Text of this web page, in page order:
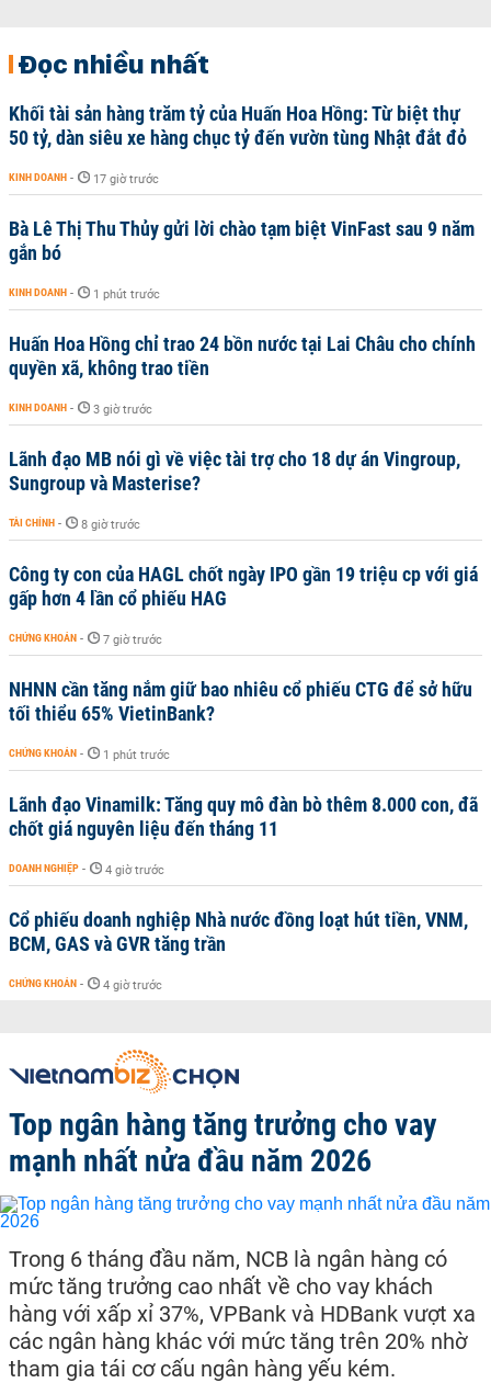
Đọc nhiều nhất
Khối tài sản hàng trăm tỷ của Huấn Hoa Hồng: Từ biệt thự
50 tỷ, dàn siêu xe hàng chục tỷ đến vườn tùng Nhật đắt đỏ
KINH DOANH - 17 giờ trước
Bà Lê Thị Thu Thủy gửi lời chào tạm biệt VinFast sau 9 năm
gắn bó
KINH DOANH - 1 phút trước
Huấn Hoa Hồng chỉ trao 24 bồn nước tại Lai Châu cho chính
quyền xã, không trao tiền
KINH DOANH - 3 giờ trước
Lãnh đạo MB nói gì về việc tài trợ cho 18 dự án Vingroup,
Sungroup và Masterise?
TÀI CHÍNH - 8 giờ trước
Công ty con của HAGL chốt ngày IPO gần 19 triệu cp với giá
gấp hơn 4 lần cổ phiếu HAG
CHỨNG KHOÁN - 7 giờ trước
NHNN cần tăng nắm giữ bao nhiêu cổ phiếu CTG để sở hữu
tối thiểu 65% VietinBank?
CHỨNG KHOÁN - 1 phút trước
Lãnh đạo Vinamilk: Tăng quy mô đàn bò thêm 8.000 con, đã
chốt giá nguyên liệu đến tháng 11
DOANH NGHIỆP - 4 giờ trước
Cổ phiếu doanh nghiệp Nhà nước đồng loạt hút tiền, VNM,
BCM, GAS và GVR tăng trần
CHỨNG KHOÁN - 4 giờ trước
Top ngân hàng tăng trưởng cho vay
mạnh nhất nửa đầu năm 2026
Trong 6 tháng đầu năm, NCB là ngân hàng có
mức tăng trưởng cao nhất về cho vay khách
hàng với xấp xỉ 37%, VPBank và HDBank vượt xa
các ngân hàng khác với mức tăng trên 20% nhờ
tham gia tái cơ cấu ngân hàng yếu kém.